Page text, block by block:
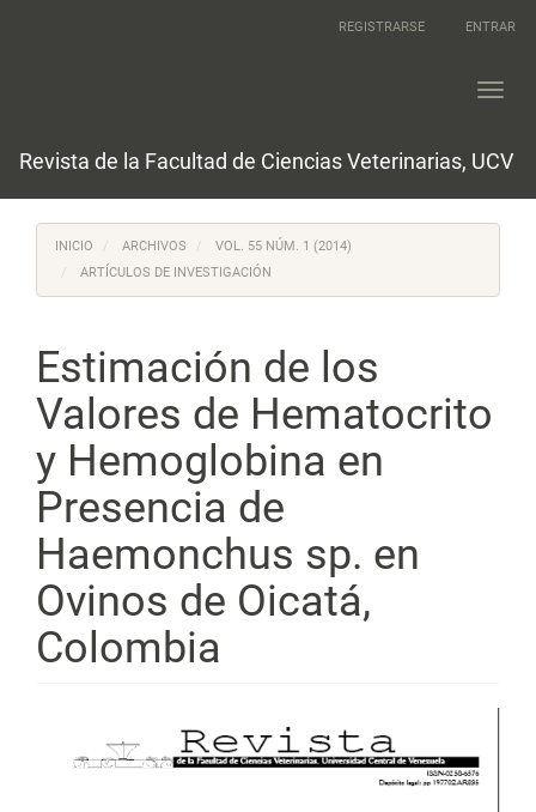
REGISTRARSE ENTRAR
Revista de la Facultad de Ciencias Veterinarias, UCV
INICIO ARCHIVOS
VOL. 55 NÚM. 1 (2014)
ARTÍCULOS DE INVESTIGACIÓN
Estimación de los
Valores de Hematocrito
y Hemoglobina en
Presencia de
Haemonchus sp. en
Ovinos de Oicatá,
Colombia
lateral